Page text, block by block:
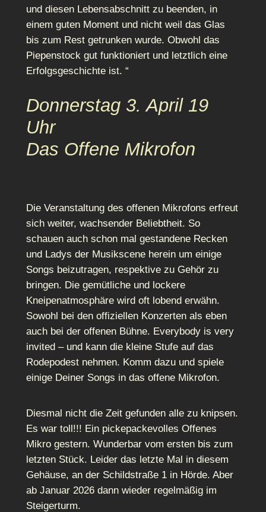
und diesen Lebensabschnitt zu beenden, in
einem guten Moment und nicht weil das Glas
bis zum Rest getrunken wurde. Obwohl das
Piepenstock gut funktioniert und letztlich eine
Erfolgsgeschichte ist. “
Donnerstag 3. April 19
Uhr
Das Offene Mikrofon
Die Veranstaltung des offenen Mikrofons erfreut
sich weiter, wachsender Beliebtheit. So
schauen auch schon mal gestandene Recken
und Ladys der Musikscene herein um einige
Songs beizutragen, respektive zu Gehör zu
bringen. Die gemütliche und lockere
Kneipenatmosphäre wird oft lobend erwähn.
Sowohl bei den offiziellen Konzerten als eben
auch bei der offenen Bühne. Everybody is very
invited – und kann die kleine Stufe auf das
Rodepodest nehmen. Komm dazu und spiele
einige Deiner Songs in das offene Mikrofon.
Diesmal nicht die Zeit gefunden alle zu knipsen.
Es war toll!!! Ein pickepackevolles Offenes
Mikro gestern. Wunderbar vom ersten bis zum
letzten Stück. Leider das letzte Mal in diesem
Gehäuse, an der Schildstraße 1 in Hörde. Aber
ab Januar 2026 dann wieder regelmäßig im
Steigerturm.